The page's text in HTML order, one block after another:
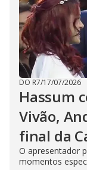
DO R7/17/07/2026
Hassum
Vivão,
final da
O apresentador
momentos